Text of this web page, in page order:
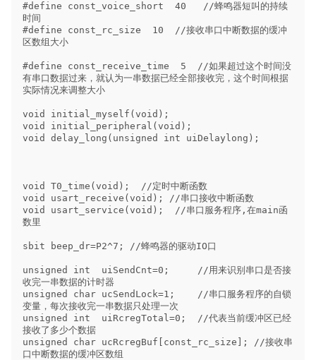
#define const_voice_short  40   //蜂鸣器短叫的持续
时间
#define const_rc_size  10  //接收串口中断数据的缓冲
区数组大小
#define const_receive_time  5  //如果超过这个时间没
有串口数据过来，就认为一串数据已经全部接收完，这个时间根据
实际情况来调整大小
void initial_myself(void);
void initial_peripheral(void);
void delay_long(unsigned int uiDelaylong);
void T0_time(void);  //定时中断函数
void usart_receive(void); //串口接收中断函数
void usart_service(void);  //串口服务程序,在main函
数里
sbit beep_dr=P2^7; //蜂鸣器的驱动IO口
unsigned int  uiSendCnt=0;     //用来识别串口是否接
收完一串数据的计时器
unsigned char ucSendLock=1;    //串口服务程序的自锁
变量，每次接收完一串数据只处理一次
unsigned int  uiRcregTotal=0;  //代表当前缓冲区已经
接收了多少个数据
unsigned char ucRcregBuf[const_rc_size]; //接收串
口中断数据的缓冲区数组